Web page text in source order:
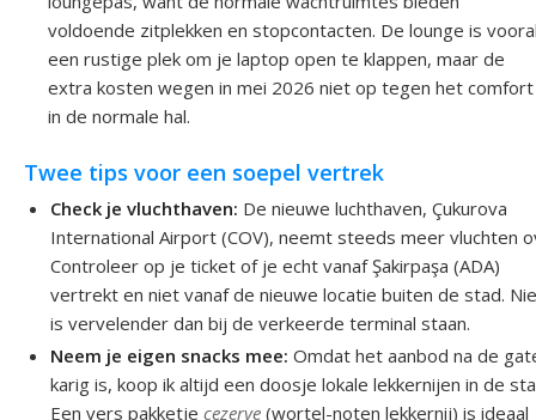
voldoende zitplekken en stopcontacten. De lounge is
een rustige plek om je laptop open te klappen, maar de
extra kosten wegen in mei 2026 niet op tegen het comfort
in de normale hal.
Twee tips voor een soepel vertrek
Check je vluchthaven: De nieuwe luchthaven, Çukurova
International Airport (COV), neemt steeds meer vluchten
Controleer op je ticket of je echt vanaf Şakirpaşa (ADA)
vertrekt en niet vanaf de nieuwe locatie buiten de stad.
is vervelender dan bij de verkeerde terminal staan.
Neem je eigen snacks mee: Omdat het aanbod na de
karig is, koop ik altijd een doosje lokale lekkernijen in de
Een vers pakketjecezerye (wortel-noten lekkernij) is ideaal